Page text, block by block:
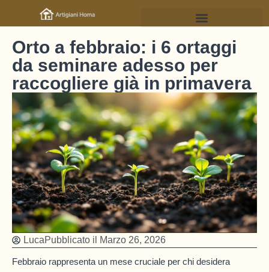
Orto a febbraio: i 6 ortaggi
da seminare adesso per
raccogliere già in primavera
LucaPubblicato il Marzo 26, 2026
Febbraio rappresenta un mese cruciale per chi desidera